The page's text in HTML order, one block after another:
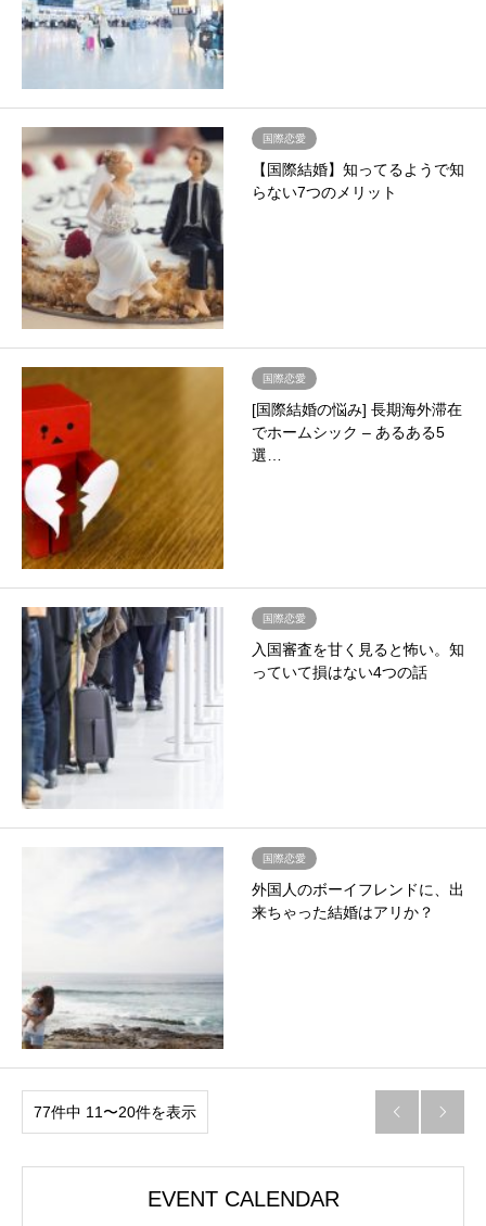
国際恋愛
【国際結婚】知ってるようで知
らない7つのメリット
国際恋愛
[国際結婚の悩み] 長期海外滞在
でホームシック – あるある5
選…
国際恋愛
入国審査を甘く見ると怖い。知
っていて損はない4つの話
国際恋愛
外国人のボーイフレンドに、出
来ちゃった結婚はアリか？
77件中 11〜20件を表示  
EVENT CALENDAR